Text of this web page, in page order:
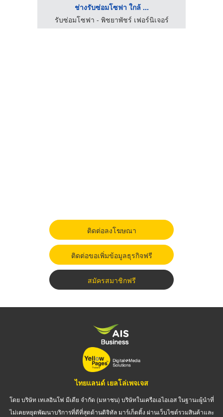
ช่างรับซ่อมโซฟา ใกล้ ...
รับซ่อมโซฟา - พิชยาพัชร์ เฟอร์นิเจอร์
ติดต่อลงโฆษณา
ติดต่อขอเพิ่มข้อมูลธุรกิจฟรี
สมัครสมาชิกฟรี
ไทยแลนด์ เยลโล่เพจเจส
โดย บริษัท เทเลอินโฟ มีเดีย จำกัด (มหาชน) บริษัทในเครือเอไอเอส ในฐานะผู้นำที่
ไม่เคยหยุดพัฒนาบริการที่ดีที่สุดด้านดิจิทัล มาร์เก็ตติ้ง ผ่านเว็บไซต์รวมสินค้าและ